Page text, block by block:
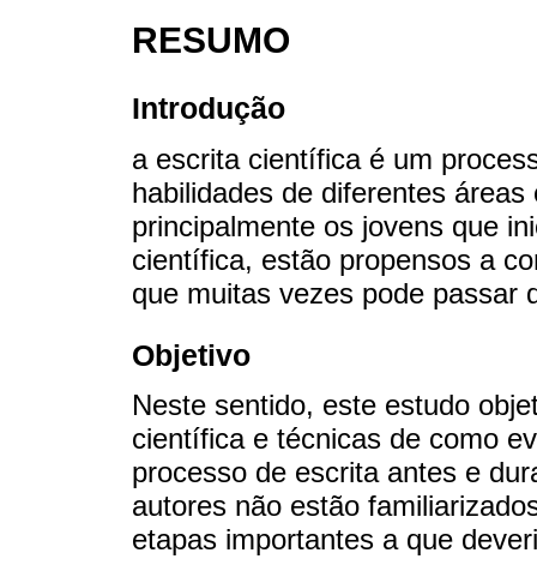
RESUMO
Introdução
a escrita científica é um
habilidades de diferentes
principalmente os jovens que
científica, estão propensos a
que muitas vezes pode passar
Objetivo
Neste sentido, este estudo
científica e técnicas de como
processo de escrita antes e
autores não estão
etapas importantes a que